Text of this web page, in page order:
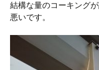
結構な量のコーキング
悪いです。